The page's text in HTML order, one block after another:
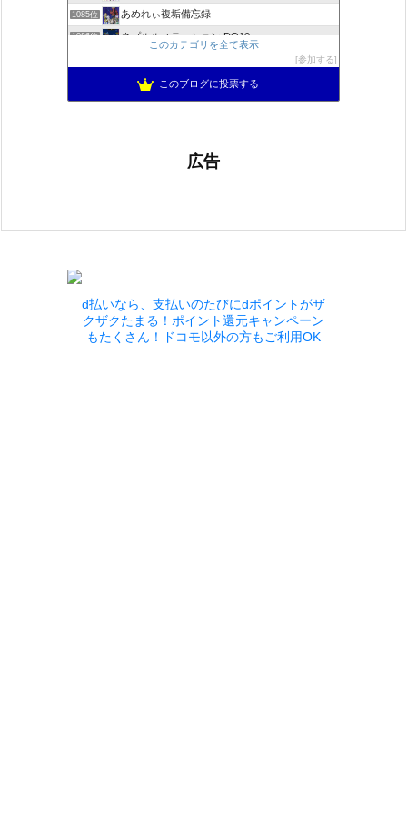
1085位 あめれぃ複垢備忘録
1086位 ネプルルステーション DQ10
アリアドネからのお便り『Aria de nouvelles』
ぽんこつゲーマーのひみつきち
このカテゴリを全て表示
参加する
このブログに投票する
広告
d払いなら、支払いのたびにdポイントがザ
クザクたまる！ポイント還元キャンペーン
もたくさん！ドコモ以外の方もご利用OK